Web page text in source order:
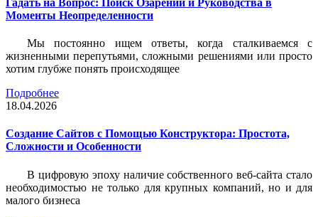
Гадать на Вопрос: Поиск Озарений и Руководства в
Моменты Неопределенности
Мы постоянно ищем ответы, когда сталкиваемся с
жизненными перепутьями, сложными решениями или просто
хотим глубже понять происходящее
Подробнее
18.04.2026
Создание Сайтов с Помощью Конструктора: Простота,
Сложности и Особенности
В цифровую эпоху наличие собственного веб-сайта стало
необходимостью не только для крупных компаний, но и для
малого бизнеса